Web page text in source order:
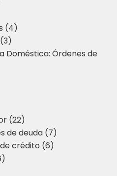
(4)
Doméstica: Órdenes de
(22)
de deuda (7)
crédito (6)